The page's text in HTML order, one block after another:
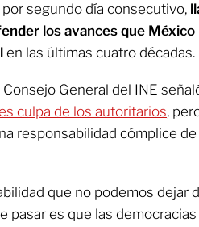
segundo día consecutivo,
los avances que México
en las últimas cuatro décadas.
General del INE
culpa de los autoritarios,
responsabilidad cómplice
que no podemos dejar
pasar es que las